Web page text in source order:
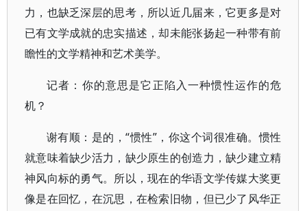
力，也缺乏深层的思考，所以近几届来，它更多是对
已有文学成就的忠实描述，却未能张扬起一种带有前
瞻性的文学精神和艺术美学。
记者：你的意思是它正陷入一种惯性运作的危
机？
谢有顺：是的，“惯性”，你这个词很准确。惯性
就意味着缺少活力，缺少原生的创造力，缺少建立精
神风向标的勇气。所以，现在的华语文学传媒大奖更
像是在回忆，在沉思，在检索旧物，但已少了风华正